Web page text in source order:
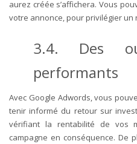
aurez créée s’affichera. Vous
votre annonce, pour privilégier un
3.4. Des
performants
Avec Google Adwords, vous
tenir informé du retour sur
vérifiant la rentabilité de vos
campagne en conséquence. De